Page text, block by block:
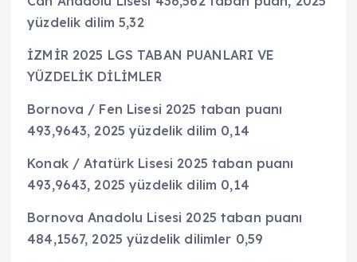
yüzdelik dilim 5,32
İZMİR 2025 LGS TABAN PUANLARI VE
YÜZDELİK DİLİMLER
Bornova / Fen Lisesi 2025 taban puanı
493,9643, 2025 yüzdelik dilim 0,14
Konak / Atatürk Lisesi 2025 taban puanı
493,9643, 2025 yüzdelik dilim 0,14
Bornova Anadolu Lisesi 2025 taban puanı
484,1567, 2025 yüzdelik dilimler 0,59